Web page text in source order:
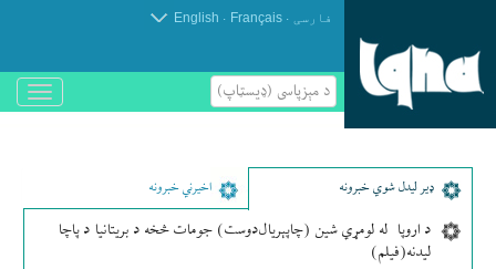
فارسی .
Français
.
English
د مېزپاسى (ډیسټاپ)
باز
و
ډير لیدل شوي خبرونه اخیرني خبرونه
د اروپا له لومړي شین (چاپېریال‌دوست) جومات څخه د بریتانیا د پاچا
لیدنه(فیلم)